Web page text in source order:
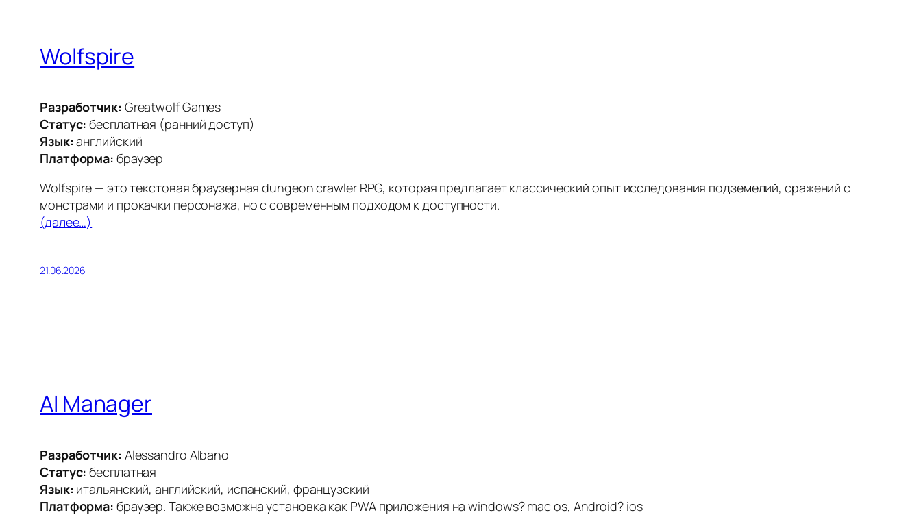
Wolfspire
Разработчик: Greatwolf Games
Статус: бесплатная (ранний доступ)
Язык:английский
Платформа: браузер
Wolfspire — это текстовая браузерная dungeon crawler RPG, которая предлагает классический опыт исследования подземелий, сражений с
монстрами и прокачки персонажа, но с современным подходом к доступности.
(далее…)
21.06.2026
AI Manager
Разработчик: Alessandro Albano
Статус: бесплатная
Язык: итальянский, английский, испанский, французский
Платформа: браузер. Также возможна установка как PWA приложения на windows? mac os, Android? ios